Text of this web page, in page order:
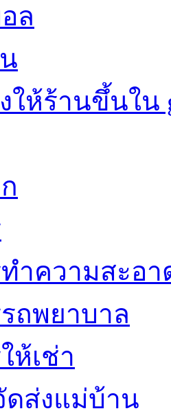
ล
ให้ร้านขึ้นใน
ำความสะอา
ถพยาบาล
ห้เช่า
ส่งแม่บ้าน